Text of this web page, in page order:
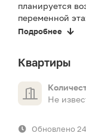
планируется
переменной
Подробнее
Квартиры
Не
Обновлено 24